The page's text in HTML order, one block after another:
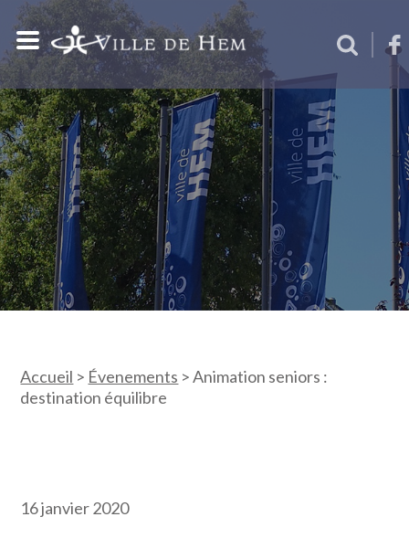
Accueil > Évenements >Animation seniors :
destination équilibre
16 janvier 2020